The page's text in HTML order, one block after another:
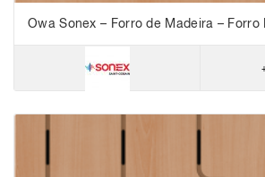
Owa Sonex – Forro de Madeira – Forro